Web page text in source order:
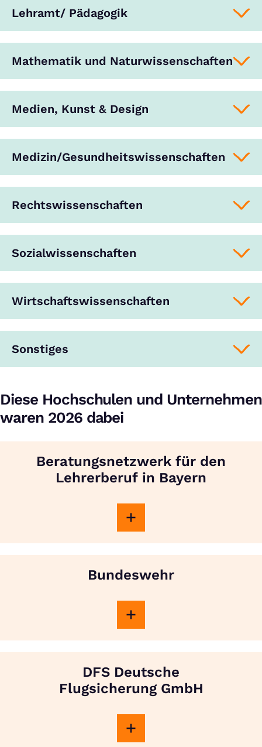
Lehramt/ Pädagogik
Mathematik und Naturwissenschaften
Medien, Kunst & Design
Medizin/Gesundheitswissenschaften
Rechtswissenschaften
Sozialwissenschaften
Wirtschaftswissenschaften
Sonstiges
Diese Hochschulen und Unternehmen
waren 2026 dabei
Beratungsnetzwerk für den
Lehrerberuf in Bayern
Bundeswehr
DFS Deutsche
Flugsicherung GmbH